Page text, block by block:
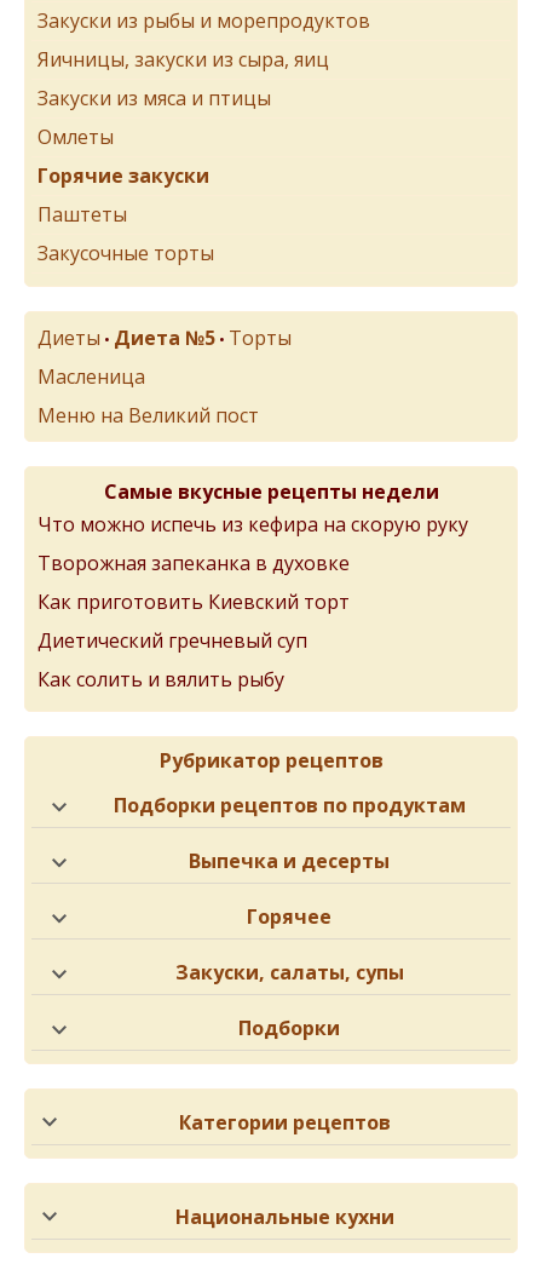
Закуски из рыбы и морепродуктов
Яичницы, закуски из сыра, яиц
Закуски из мяса и птицы
Омлеты
Горячие закуски
Паштеты
Закусочные торты
Диеты • Диета №5 • Торты
Масленица
Меню на Великий пост
Самые вкусные рецепты недели
Что можно испечь из кефира на скорую руку
Творожная запеканка в духовке
Как приготовить Киевский торт
Диетический гречневый суп
Как солить и вялить рыбу
Рубрикатор рецептов
Подборки рецептов по продуктам
Выпечка и десерты
Горячее
Закуски, салаты, супы
Подборки
Категории рецептов
Национальные кухни